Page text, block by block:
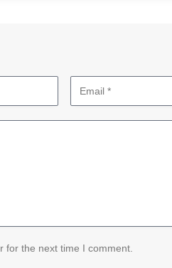
for the next time I comment.